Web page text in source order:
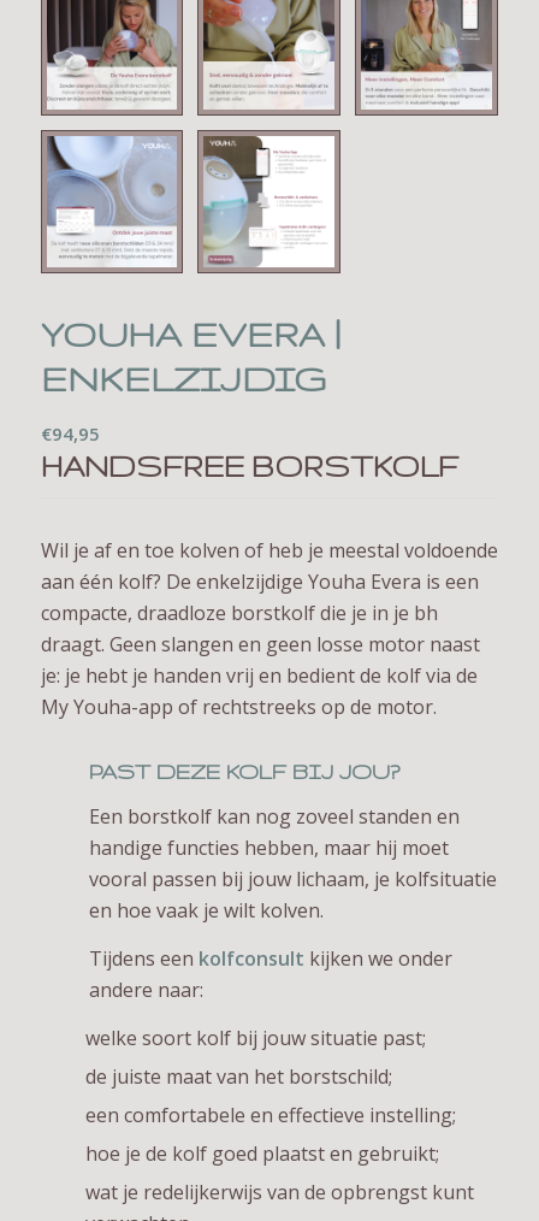
YOUHA EVERA |
ENKELZIJDIG
€94,95
HANDSFREE BORSTKOLF
Wil je af en toe kolven of heb je meestal voldoende
aan één kolf? De enkelzijdige Youha Evera is een
compacte, draadloze borstkolf die je in je bh
draagt. Geen slangen en geen losse motor naast
je: je hebt je handen vrij en bedient de kolf via de
My Youha-app of rechtstreeks op de motor.
PAST DEZE KOLF BIJ JOU?
Een borstkolf kan nog zoveel standen en
handige functies hebben, maar hij moet
vooral passen bij jouw lichaam, je kolfsituatie
en hoe vaak je wilt kolven.
Tijdens een kolfconsult kijken we onder
andere naar:
welke soort kolf bij jouw situatie past;
de juiste maat van het borstschild;
een comfortabele en effectieve instelling;
hoe je de kolf goed plaatst en gebruikt;
wat je redelijkerwijs van de opbrengst kunt